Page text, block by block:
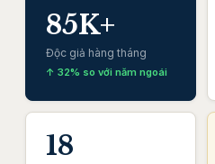
85K+
Độc giả hàng tháng
↑ 32% so với năm ngoái
18